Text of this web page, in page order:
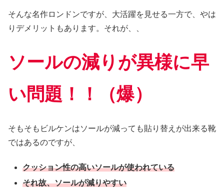
そんな名作ロンドンですが、大活躍を見せる一方で、やは
りデメリットもあります。それが、、
ソールの減りが異様に早
い問題！！（爆）
そもそもビルケンはソールが減っても貼り替えが出来る靴
ではあるのですが、
クッション性の高いソールが使われている
それ故、ソールが減りやすい